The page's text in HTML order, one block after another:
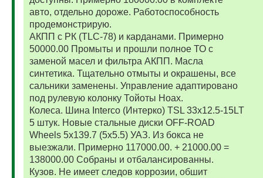
авто, отдельно дороже. Работоспособность
продемонстрирую.
АКПП с РК (TLC-78) и карданами. Примерно
50000.00 Промыты и прошли полное ТО с
заменой масел и фильтра АКПП. Масла
синтетика. Тщательно отмыты и окрашены, все
сальники заменены. Управление адаптировано
под рулевую колонку Тойоты Ноах.
Колеса. Шина Interco (Интерко) TSL 33x12.5-15LT
5 штук. Новые стальные диски OFF-ROAD
Wheels 5x139.7 (5x5.5) УАЗ. Из бокса не
выезжали. Примерно 117000.00. + 21000.00 =
138000.00 Собраны и отбалансированны.
Кузов. Не имеет следов коррозии, обшит